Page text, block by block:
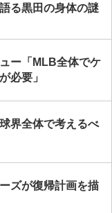
る黒田の身体の謎
ー「MLB全体でケ
必要」
界全体で考えるべ
ズが復帰計画を描